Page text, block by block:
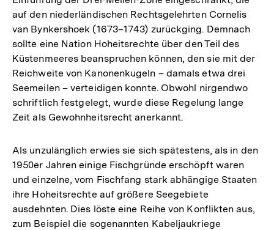
auf den niederländischen Rechtsgelehrten Cornelis
van Bynkershoek (1673–1743) zurückging. Demnach
sollte eine Nation Hoheitsrechte über den Teil des
Küstenmeeres beanspruchen können, den sie mit der
Reichweite von Kanonenkugeln – damals etwa drei
Seemeilen – verteidigen konnte. Obwohl nirgendwo
schriftlich festgelegt, wurde diese Regelung lange
Zeit als Gewohnheitsrecht anerkannt.
Als unzulänglich erwies sie sich spätestens, als in den
1950er Jahren einige Fischgründe erschöpft waren
und einzelne, vom Fischfang stark abhängige Staaten
ihre Hoheitsrechte auf größere Seegebiete
ausdehnten. Dies löste eine Reihe von Konflikten aus,
zum Beispiel die sogenannten Kabeljaukriege